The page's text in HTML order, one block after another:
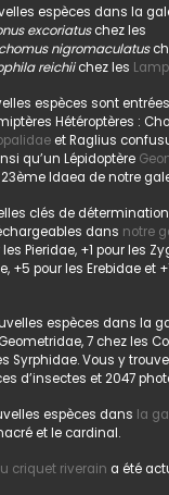
espèces dans la
excoriatuschez les
nigromaculatus
reichiichez les
espèces sont
Hétéroptères :
et Raglius
qu’un Lépidoptère
Idaea de notre
clés de
dans notre
Pieridae, +1 pour les
+5 pour les Erebidae et
espèces dans la
7 chez les
Syrphidae. Vous y
d’insectes et 2047
espèces dans la
et le cardinal.
criquet riverain a été